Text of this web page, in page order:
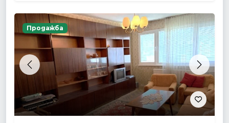
Previous Next
Продажба